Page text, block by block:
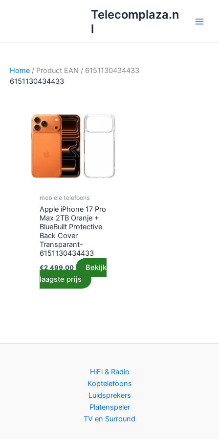
inhoud
Telecomplaza.n
l
Home / Product EAN / 6151130434433
6151130434433
mobiele telefoons
Apple iPhone 17 Pro
Max 2TB Oranje +
BlueBuilt Protective
Back Cover
Transparant-
6151130434433
€2,499.00
Bekijk
laagste prijs
HiFi & Radio
Koptelefoons
Luidsprekers
Platenspeler
TV en Surround